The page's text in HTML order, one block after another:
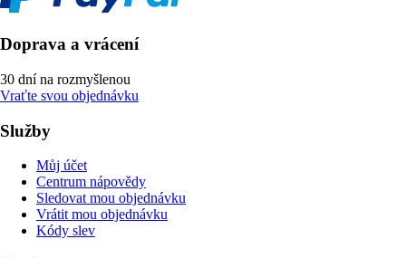
Doprava a vrácení
30 dní na rozmyšlenou
Vraťte svou objednávku
Služby
Můj účet
Centrum nápovědy
Sledovat mou objednávku
Vrátit mou objednávku
Kódy slev